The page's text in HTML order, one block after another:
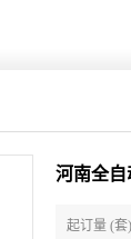
河南全自
起订量 (套)